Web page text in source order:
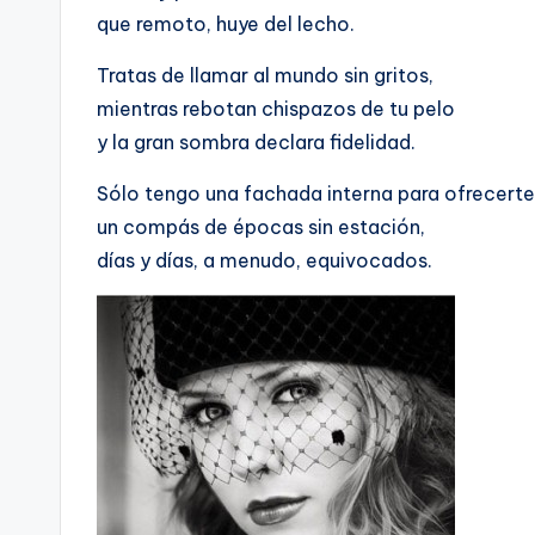
que remoto, huye del lecho.
Tratas de llamar al mundo sin gritos,
mientras rebotan chispazos de tu pelo
y la gran sombra declara fidelidad.
Sólo tengo una fachada interna para
un compás de épocas sin estación,
días y días, a menudo, equivocados.